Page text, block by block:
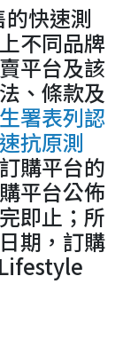
快速測
不同品牌
平台及該
、條款及
署表列認
抗原測
購平台的
平台公佈
即止；所
期，訂購